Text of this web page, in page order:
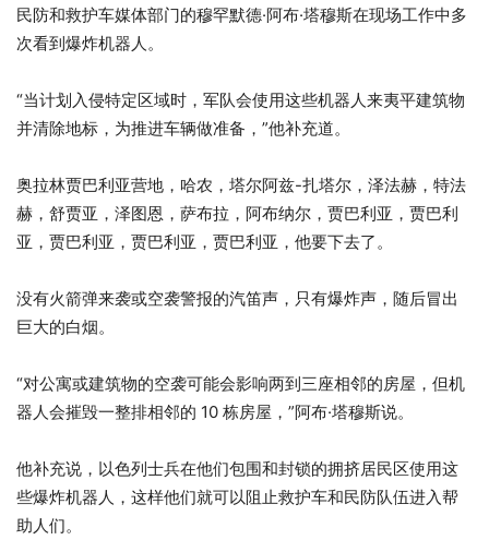
民防和救护车媒体部门的穆罕默德·阿布·塔穆斯在现场工作中多
次看到爆炸机器人。
“当计划入侵特定区域时，军队会使用这些机器人来夷平建筑物
并清除地标，为推进车辆做准备，”他补充道。
奥拉林贾巴利亚营地，哈农，塔尔阿兹-扎塔尔，泽法赫，特法
赫，舒贾亚，泽图恩，萨布拉，阿布纳尔，贾巴利亚，贾巴利
亚，贾巴利亚，贾巴利亚，贾巴利亚，他要下去了。
没有火箭弹来袭或空袭警报的汽笛声，只有爆炸声，随后冒出
巨大的白烟。
“对公寓或建筑物的空袭可能会影响两到三座相邻的房屋，但机
器人会摧毁一整排相邻的 10 栋房屋，”阿布·塔穆斯说。
他补充说，以色列士兵在他们包围和封锁的拥挤居民区使用这
些爆炸机器人，这样他们就可以阻止救护车和民防队伍进入帮
助人们。